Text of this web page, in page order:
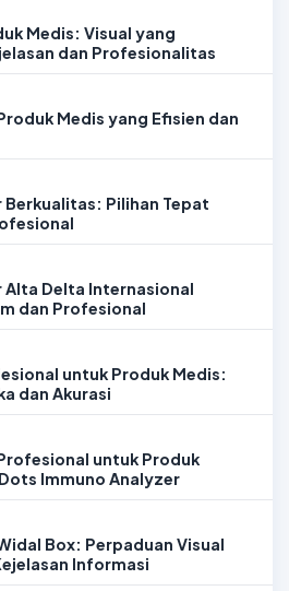
Medis: Visual yang
dan Profesionalitas
Medis yang Efisien dan
Berkualitas: Pilihan Tepat
Alta Delta Internasional
dan Profesional
untuk Produk Medis:
dan Akurasi
untuk Produk
Immuno Analyzer
Box: Perpaduan Visual
Informasi